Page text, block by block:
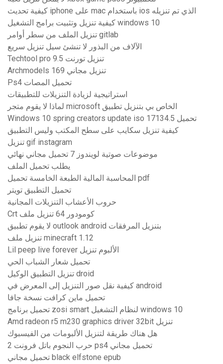
كيفية تحديث iphone على mac باستخدام ios الذي تم تنزيله
كيفية تنزيل وتثبيت برامج التشغيل windows 10
تنزيل الملف من سطر أوامر gitlab
الآلاف من البذور لا تنشئ سيل تنزيل سريع
Techtool pro 9.5 تنزيل تورنت
Archmodels 169 تنزيل مجاني
Ps4 تحميل المصات
استراتيجية لزيادة التنزيلات للتطبيقات
لماذا لا يقوم متجر microsoft الخاص بي بتنزيل تطبيق
Windows 10 spring creators update iso 17134.5 تحميل
كيفية تنزيل سكايب على سطح المكتب وليس التطبيق
تنزيل gif instagram
موضوعات صوتية لويندوز 7 تحميل مجاني نهائي
يطلب تحميل الملف
المحاسبة المالية الطبعة الخامسة تحميل pdf
تحميل التطبيق تويتر
حروب الأعشاب التنزيلات المجانية
Crt كومودور 64 تنزيل ملف
لا يقوم تطبيق outlook android بتنزيل المرفقات
تنزيل ملف minecraft 1.12
Lil peep live forever الألبوم تنزيل
تحميل شعار الشباب الحي
تنزيل التطبيق الوكيل droid
كيفية نقل صور التنزيل إلى المعرض في android
تحميل ماين كرافت نسخة جافا
تحميل برنامج zosi smart لنظام التشغيل windows 10
Amd radeon r5 m230 graphics driver 32bit تنزيل
هل هناك طريقة لتنزيل الألبومات من الفيسبوك
حرب النجوم باتل فرونت 2 ps4 تحميل مجاني
تحميل مجاني black elfstone epub